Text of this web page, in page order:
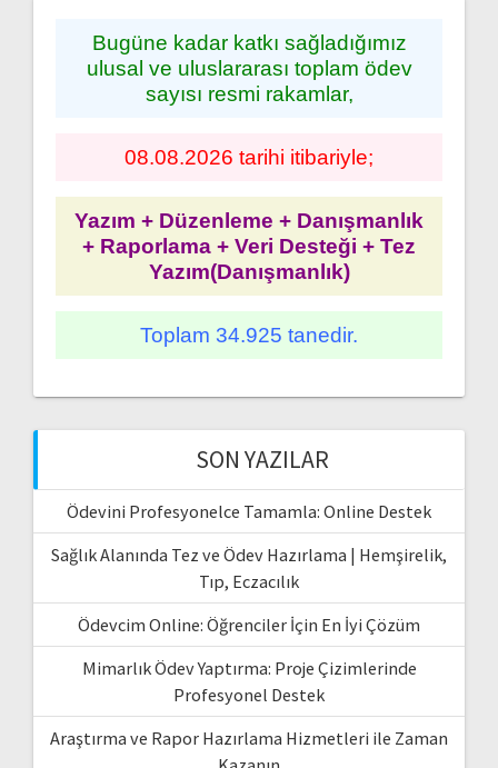
Bugüne kadar katkı sağladığımız
ulusal ve uluslararası toplam ödev
sayısı resmi rakamlar,
08.08.2026 tarihi itibariyle;
Yazım + Düzenleme + Danışmanlık
+ Raporlama + Veri Desteği + Tez
Yazım(Danışmanlık)
Toplam 34.925 tanedir.
SON YAZILAR
Ödevini Profesyonelce Tamamla: Online Destek
Sağlık Alanında Tez ve Ödev Hazırlama | Hemşirelik,
Tıp, Eczacılık
Ödevcim Online: Öğrenciler İçin En İyi Çözüm
Mimarlık Ödev Yaptırma: Proje Çizimlerinde
Profesyonel Destek
Araştırma ve Rapor Hazırlama Hizmetleri ile Zaman